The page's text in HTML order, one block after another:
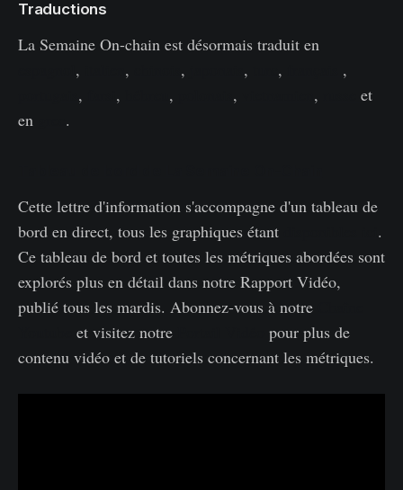
Traductions
La Semaine On-chain est désormais traduit en
, , , , ,
,
, , , , ,
et
en
.
Cette lettre d'information s'accompagne d'un tableau de
bord en direct, tous les graphiques étant
.
Ce tableau de bord et toutes les métriques abordées sont
explorés plus en détail dans notre Rapport Vidéo,
publié tous les mardis. Abonnez-vous à notre
et visitez notre
pour plus de
contenu vidéo et de tutoriels concernant les métriques.